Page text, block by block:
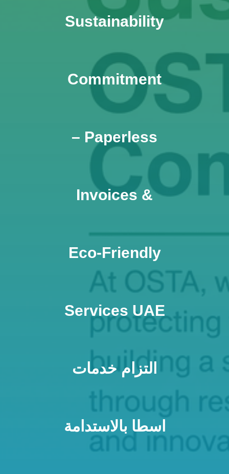
Sustainability
Commitment
– Paperless
Invoices &
Eco-Friendly
Services UAE
التزام خدمات
اسطا بالاستدامة